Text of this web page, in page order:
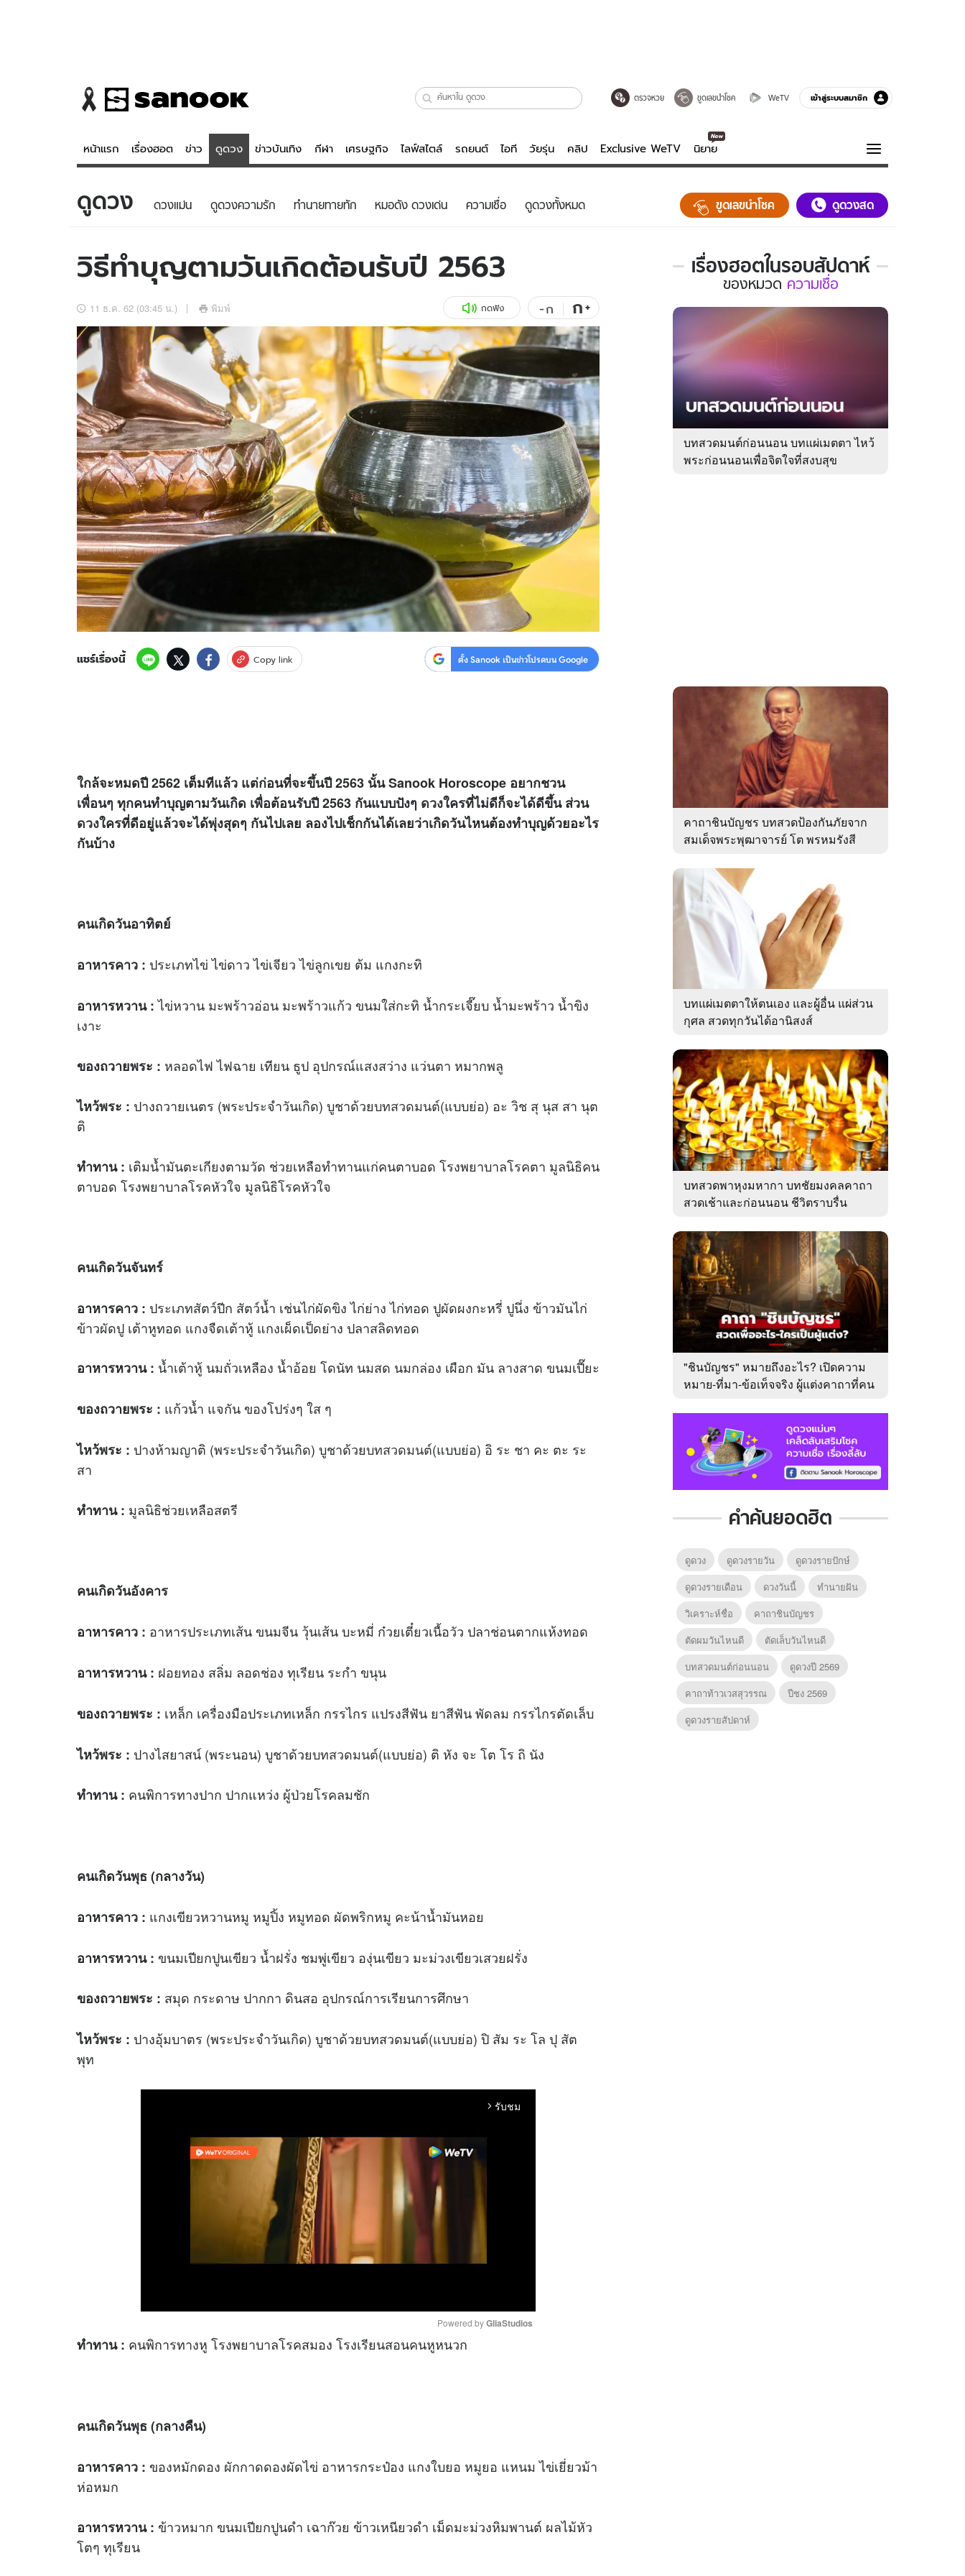
ตรวจหวย ขูดเลขนำโชค WeTV เข้าสู่ระบบสมาชิก
หน้าแรก เรื่องฮอต ข่าว ดูดวง ข่าวบันเทิง กีฬา เศรษฐกิจ ไลฟ์สไตล์ รถยนต์ ไอที วัยรุ่น คลิป Exclusive WeTV นิยาย
ข่าว
ข่าวบันเทิง
อัปเดตจีน
เช็กข่าวชัวร์
ดูดวง - ตรวจหวย
สถิติหวยไทย
ไลฟ์สไตล์
วัยรุ่น
รถยนต์
สุขภาพ
เที่ยว-กิน
Tasteful Thailand
Sanook Choice
คลิป
พอดแคสต์
ดูทีวี
Exclusive WeTV
นิยาย
ความรู้รอบตัว
ฮาวทู
ดาวน์โหลดสนุกแอปฟรี ติดตามสนุกโซเชียลได้ที่
สงวนลิขสิทธิ์ ©2569บริษัท อิมเมจ ฟิวเจอร์ (ประเทศไทย) จำกัด
ดูดวง ดวงแม่น ดูดวงความรัก ทํานายทายทัก หมอดัง ดวงเด่น ความเชื่อ ดูดวงทั้งหมด ขูดเลขนำโชค ดูดวงสด
วิธีทำบุญตามวันเกิดต้อนรับปี 2563
11 ธ.ค. 62 (03:45 น.) พิมพ์ กดฟัง -ก ก+
แชร์เรื่องนี้ Copy link ตั้ง Sanook เป็นข่าวโปรดบน Google
ใกล้จะหมดปี 2562 เต็มทีแล้ว แต่ก่อนที่จะขึ้นปี 2563 นั้น Sanook Horoscope อยากชวน
เพื่อนๆ ทุกคนทำบุญตามวันเกิด เพื่อต้อนรับปี 2563 กันแบบปังๆ ดวงใครที่ไม่ดีก็จะได้ดีขึ้น ส่วน
ดวงใครที่ดีอยู่แล้วจะได้พุ่งสุดๆ กันไปเลย ลองไปเช็กกันได้เลยว่าเกิดวันไหนต้องทำบุญด้วยอะไร
กันบ้าง
คนเกิดวันอาทิตย์
อาหารคาว : ประเภทไข่ ไข่ดาว ไข่เจียว ไข่ลูกเขย ต้ม แกงกะทิ
อาหารหวาน :ไข่หวาน มะพร้าวอ่อน มะพร้าวแก้ว ขนมใส่กะทิ น้ำกระเจี๊ยบ น้ำมะพร้าว น้ำขิง
เงาะ
ของถวายพระ : หลอดไฟ ไฟฉาย เทียน ธูป อุปกรณ์แสงสว่าง แว่นตา หมากพลู
ไหว้พระ : ปางถวายเนตร (พระประจำวันเกิด) บูชาด้วยบทสวดมนต์(แบบย่อ) อะ วิช สุ นุส สา นุต
ติ
ทำทาน : เติมน้ำมันตะเกียงตามวัด ช่วยเหลือทำทานแก่คนตาบอด โรงพยาบาลโรคตา มูลนิธิคน
ตาบอด โรงพยาบาลโรคหัวใจ มูลนิธิโรคหัวใจ
คนเกิดวันจันทร์
อาหารคาว : ประเภทสัตว์ปีก สัตว์น้ำ เช่นไก่ผัดขิง ไก่ย่าง ไก่ทอด ปูผัดผงกะหรี่ ปูนึ่ง ข้าวมันไก่
ข้าวผัดปู เต้าหูทอด แกงจืดเต้าหู้ แกงเผ็ดเป็ดย่าง ปลาสลิดทอด
อาหารหวาน : น้ำเต้าหู้ นมถั่วเหลือง น้ำอ้อย โดนัท นมสด นมกล่อง เผือก มัน ลางสาด ขนมเปี๊ยะ
ของถวายพระ : แก้วน้ำ แจกัน ของโปร่งๆ ใส ๆ
ไหว้พระ : ปางห้ามญาติ (พระประจำวันเกิด) บูชาด้วยบทสวดมนต์(แบบย่อ) อิ ระ ชา คะ ตะ ระ
สา
ทำทาน : มูลนิธิช่วยเหลือสตรี
คนเกิดวันอังคาร
อาหารคาว : อาหารประเภทเส้น ขนมจีน วุ้นเส้น บะหมี่ ก๋วยเตี๋ยวเนื้อวัว ปลาช่อนตากแห้งทอด
อาหารหวาน : ฝอยทอง สลิ่ม ลอดช่อง ทุเรียน ระกำ ขนุน
ของถวายพระ : เหล็ก เครื่องมือประเภทเหล็ก กรรไกร แปรงสีฟัน ยาสีฟัน พัดลม กรรไกรตัดเล็บ
ไหว้พระ : ปางไสยาสน์ (พระนอน) บูชาด้วยบทสวดมนต์(แบบย่อ) ติ หัง จะ โต โร ถิ นัง
ทำทาน : คนพิการทางปาก ปากแหว่ง ผู้ป่วยโรคลมชัก
คนเกิดวันพุธ (กลางวัน)
อาหารคาว : แกงเขียวหวานหมู หมูปิ้ง หมูทอด ผัดพริกหมู คะน้าน้ำมันหอย
อาหารหวาน : ขนมเปียกปูนเขียว น้ำฝรั่ง ชมพู่เขียว องุ่นเขียว มะม่วงเขียวเสวยฝรั่ง
ของถวายพระ : สมุด กระดาษ ปากกา ดินสอ อุปกรณ์การเรียนการศึกษา
ไหว้พระ : ปางอุ้มบาตร (พระประจำวันเกิด) บูชาด้วยบทสวดมนต์(แบบย่อ) ปิ สัม ระ โล ปุ สัต
พุท
arrow_forward_ios รับชม
Powered by GliaStudios
ทำทาน : คนพิการทางหู โรงพยาบาลโรคสมอง โรงเรียนสอนคนหูหนวก
คนเกิดวันพุธ (กลางคืน)
อาหารคาว : ของหมักดอง ผักกาดดองผัดไข่ อาหารกระป๋อง แกงใบยอ หมูยอ แหนม ไข่เยี่ยวม้า
ห่อหมก
อาหารหวาน : ข้าวหมาก ขนมเปียกปูนดำ เฉาก๊วย ข้าวเหนียวดำ เม็ดมะม่วงหิมพานต์ ผลไม้หัว
โตๆ ทุเรียน
เรื่องฮอตในรอบสัปดาห์
เรื่อง
ใน
รอบ
ของ
หมวด
ความ
ของหมวด ความเชื่อ
บทสวดมนต์ก่อนนอน บทแผ่เมตตา ไหว้
พระก่อนนอนเพื่อจิตใจที่สงบสุข
คาถาชินบัญชร บทสวดป้องกันภัยจาก
สมเด็จพระพุฒาจารย์ โต พรหมรังสี
บทแผ่เมตตาให้ตนเอง และผู้อื่น แผ่ส่วน
กุศล สวดทุกวันได้อานิสงส์
บทสวดพาหุงมหากา บทชัยมงคลคาถา
สวดเช้าและก่อนนอน ชีวิตราบรื่น
"ชินบัญชร" หมายถึงอะไร? เปิดความ
หมาย-ที่มา-ข้อเท็จจริง ผู้แต่งคาถาที่คน
คำค้นยอดฮิต
ดูดวง ดูดวงรายวัน
ดูดวงรายปักษ์
ดูดวงรายเดือน
ดวงวันนี้
ทํานายฝัน
วิเคราะห์ชื่อ
คาถาชินบัญชร
ตัดผมวันไหนดี
ตัดเล็บวันไหนดี
บทสวดมนต์ก่อนนอน
ดูดวงปี 2569
คาถาท้าวเวสสุวรรณ
ปีชง 2569
ดูดวงรายสัปดาห์